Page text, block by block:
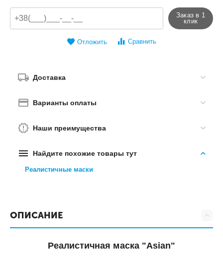
Заказ в 1
клик
Отложить Сравнить
Доставка
Варианты оплаты
Наши преимущества
Найдите похожие товары тут
Реалистичные маски
ОПИСАНИЕ
Реалистичная маска "Asian"